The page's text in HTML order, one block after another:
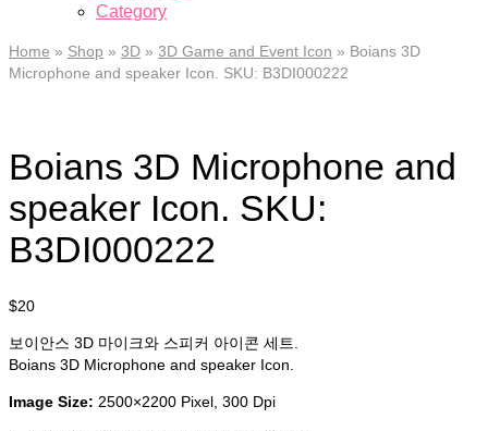
Category
Home » Shop » 3D » 3D Game and Event Icon » Boians 3D
Microphone and speaker Icon. SKU: B3DI000222
Boians 3D Microphone and
speaker Icon. SKU:
B3DI000222
$20
보이안스 3D 마이크와 스피커 아이콘 세트.
Boians 3D Microphone and speaker Icon.
Image Size: 2500×2200 Pixel, 300 Dpi